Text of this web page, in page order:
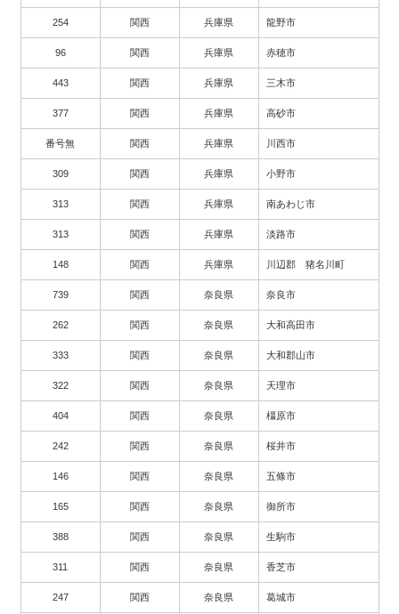
254 関西 兵庫県 龍野市
96 関西 兵庫県 赤穂市
443 関西 兵庫県 三木市
377 関西 兵庫県 高砂市
番号無 関西 兵庫県 川西市
309 関西 兵庫県 小野市
313 関西 兵庫県 南あわじ市
313 関西 兵庫県 淡路市
148 関西 兵庫県 川辺郡 猪名川町
739 関西 奈良県 奈良市
262 関西 奈良県 大和高田市
333 関西 奈良県 大和郡山市
322 関西 奈良県 天理市
404 関西 奈良県 橿原市
242 関西 奈良県 桜井市
146 関西 奈良県 五條市
165 関西 奈良県 御所市
388 関西 奈良県 生駒市
311 関西 奈良県 香芝市
247 関西 奈良県 葛城市